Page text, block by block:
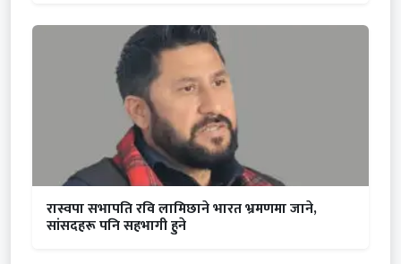
रास्वपा सभापति रवि लामिछाने भारत भ्रमणमा जाने,
सांसदहरू पनि सहभागी हुने